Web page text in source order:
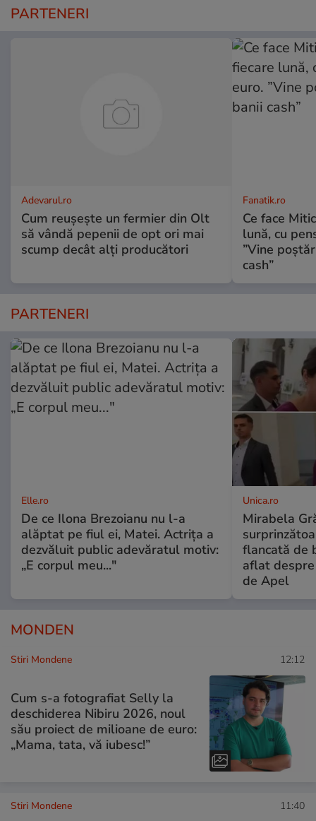
PARTENERI
Adevarul.ro
Cum reușește un fermier din Olt
să vândă pepenii de opt ori mai
scump decât alți producători
Fanatik.ro
Ce face
lună, cu
”Vine
cash”
PARTENERI
Elle.ro
De ce Ilona Brezoianu nu l-a
alăptat pe fiul ei, Matei. Actrița a
dezvăluit public adevăratul motiv:
„E corpul meu..."
Unica.ro
Mirabela
flancată de
aflat
de Apel
MONDEN
Stiri Mondene 12:12
Cum s-a fotografiat Selly la
deschiderea Nibiru 2026, noul
său proiect de milioane de euro:
„Mama, tata, vă iubesc!”
Stiri Mondene 11:40